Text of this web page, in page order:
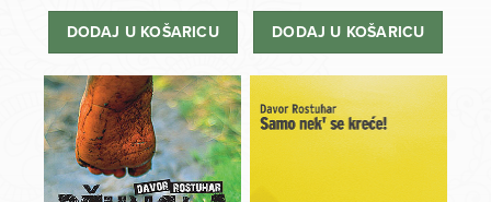
DODAJ U KOŠARICU
bila
cijena
DODAJ U KOŠARICU